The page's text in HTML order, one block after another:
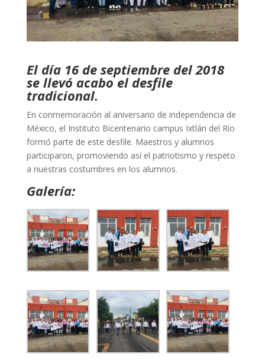
El día 16 de septiembre del 2018
se llevó acabo el desfile
tradicional.
En conmemoración al aniversario de independencia de
México, el Instituto Bicentenario campus Ixtlán del Río
formó parte de este desfile. Maestros y alumnos
participaron, promoviendo así el patriotismo y respeto
a nuestras costumbres en los alumnos.
Galería: